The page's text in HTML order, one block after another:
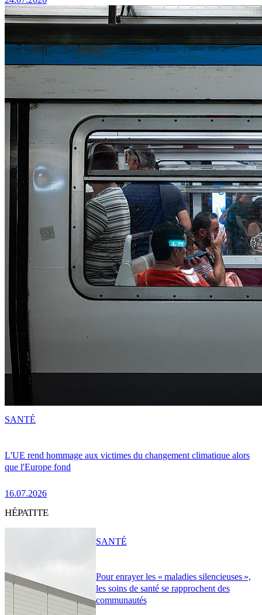
L'UE rend hommage aux victimes du changement climatique alors
que l'Europe fond
16.07.2026
SANTÉ
HÉPATITE
Pour enrayer les « maladies silencieuses »,
les soins de santé se rapprochent des
communautés
SANTÉ